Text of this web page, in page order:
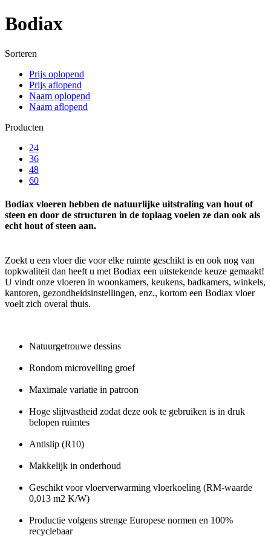
Bodiax
Sorteren
Prijs oplopend
Prijs aflopend
Naam oplopend
Naam aflopend
Producten
24
36
48
60
Bodiax vloeren hebben de natuurlijke uitstraling van hout of
steen en door de structuren in de toplaag voelen ze dan ook als
echt hout of steen aan.
Zoekt u een vloer die voor elke ruimte geschikt is en ook nog van
topkwaliteit dan heeft u met Bodiax een uitstekende keuze gemaakt!
U vindt onze vloeren in woonkamers, keukens, badkamers, winkels,
kantoren, gezondheidsinstellingen, enz., kortom een Bodiax vloer
voelt zich overal thuis.
Natuurgetrouwe dessins
Rondom microvelling groef
Maximale variatie in patroon
Hoge slijtvastheid zodat deze ook te gebruiken is in druk
belopen ruimtes
Antislip (R10)
Makkelijk in onderhoud
Geschikt voor vloerverwarming vloerkoeling (RM-waarde
0,013 m2 K/W)
Productie volgens strenge Europese normen en 100%
recyclebaar